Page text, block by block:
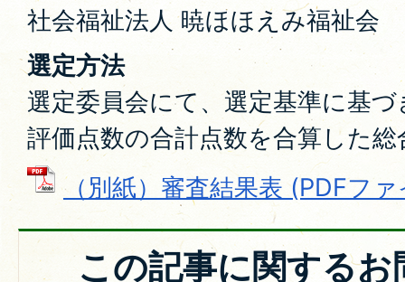
社会福祉法人 暁ほほえみ福祉会
選定方法
選定委員会にて、選定基準に基
評価点数の合計点数を合算した
（別紙）審査結果表 (PDFフ
この記事に関する